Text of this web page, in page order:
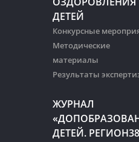
ДЕТЕЙ
Конкурсные
Методические
материалы
Результаты
ЖУРНАЛ
ДЕТЕЙ.